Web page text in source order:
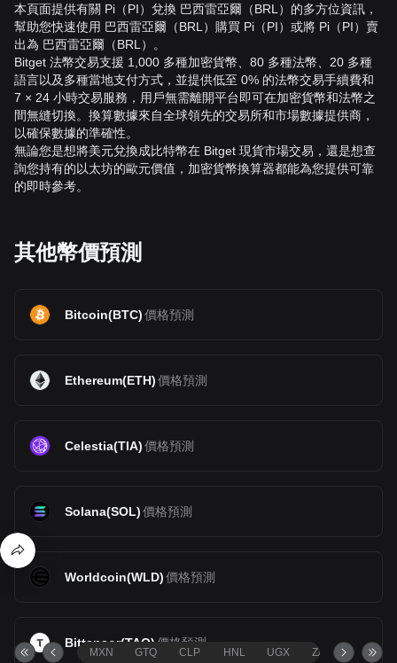
本頁面提供有關 Pi（PI）兌換 巴西雷亞爾（BRL）的多方位資訊，
幫助您快速使用 巴西雷亞爾（BRL）購買 Pi（PI）或將 Pi（PI）賣
出為 巴西雷亞爾（BRL）。
Bitget 法幣交易支援 1,000 多種加密貨幣、80 多種法幣、20 多種
語言以及多種當地支付方式，並提供低至 0% 的法幣交易手續費和
7 × 24 小時交易服務，用戶無需離開平台即可在加密貨幣和法幣之
間無縫切換。換算數據來自全球領先的交易所和市場數據提供商，
以確保數據的準確性。
無論您是想將美元兌換成比特幣在 Bitget 現貨市場交易，還是想查
詢您持有的以太坊的歐元價值，加密貨幣換算器都能為您提供可靠
的即時參考。
其他幣價預測
Bitcoin(BTC)價格預測
Ethereum(ETH)價格預測
Celestia(TIA)價格預測
Solana(SOL)價格預測
Worldcoin(WLD)價格預測
Bittensor(TAO) 價格預測
MXN GTQ CLP HNL UGX ZAR TND